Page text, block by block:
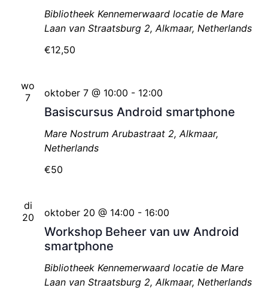
Bibliotheek Kennemerwaard locatie de Mare
Laan van Straatsburg 2, Alkmaar, Netherlands
€12,50
wo
7
Basiscursus Android smartphone
oktober 7 @ 10:00 - 12:00
Mare NostrumArubastraat 2, Alkmaar,
Netherlands
€50
di
20
Workshop Beheer van uw Android
smartphone
oktober 20 @ 14:00 - 16:00
Bibliotheek Kennemerwaard locatie de Mare
Laan van Straatsburg 2, Alkmaar, Netherlands